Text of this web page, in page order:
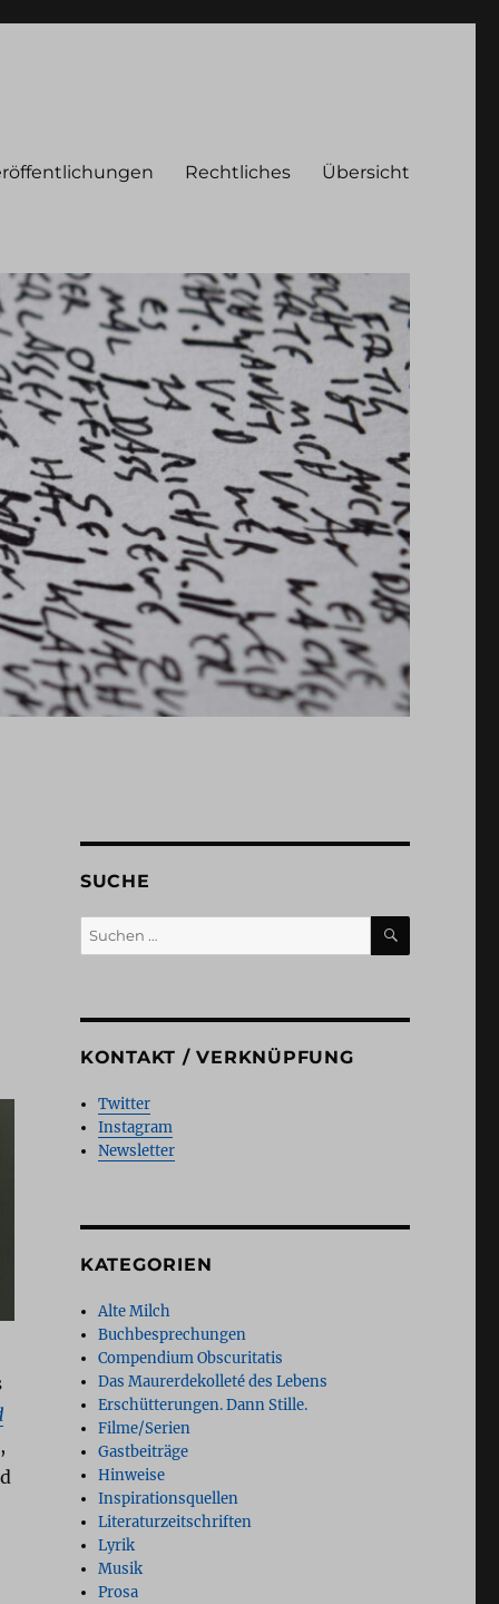
Rechtliches Übersicht
SUCHE
Suchen
nach:
SUCHEN
KONTAKT / VERKNÜPFUNG
Twitter
Instagram
Newsletter
KATEGORIEN
Alte Milch
Buchbesprechungen
Compendium Obscuritatis
Das Maurerdekolleté des Lebens
Erschütterungen. Dann Stille.
Filme/Serien
Gastbeiträge
Hinweise
Inspirationsquellen
Literaturzeitschriften
Lyrik
Musik
Prosa